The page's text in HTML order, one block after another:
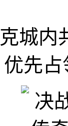
城
先